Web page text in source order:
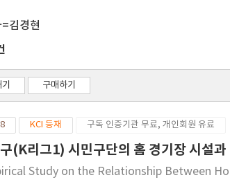
김경현
구매하기
KCI 등재 구독 인증기관 무료, 개인회원 유료
(K리그1) 시민구단의 홈 경기장 시설과
Study on the Relationship Between